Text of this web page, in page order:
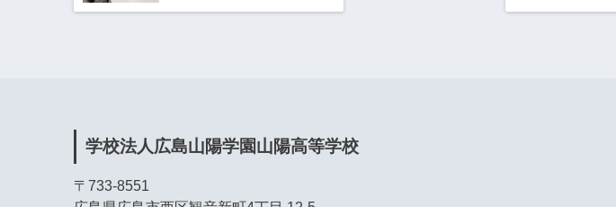
学校法人広島山陽学園山陽高等学校
〒733-8551